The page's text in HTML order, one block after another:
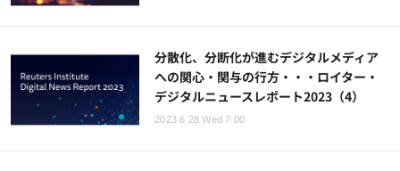
分散化、分断化が進むデジタルメディア
への関心・関与の行方・・・ロイター・
デジタルニュースレポート2023（4）
2023.6.28 Wed 7:00